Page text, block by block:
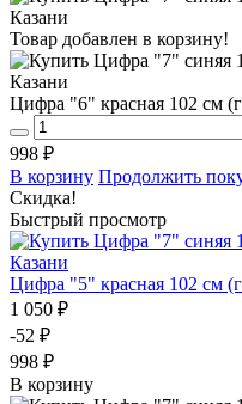
Товар добавлен в корзину!
Цифра "6" красная 102 см
998 ₽
В корзину Продолжить
Скидка!
Быстрый просмотр
Цифра "5" красная 102 см
1 050 ₽
-52 ₽
998 ₽
В корзину